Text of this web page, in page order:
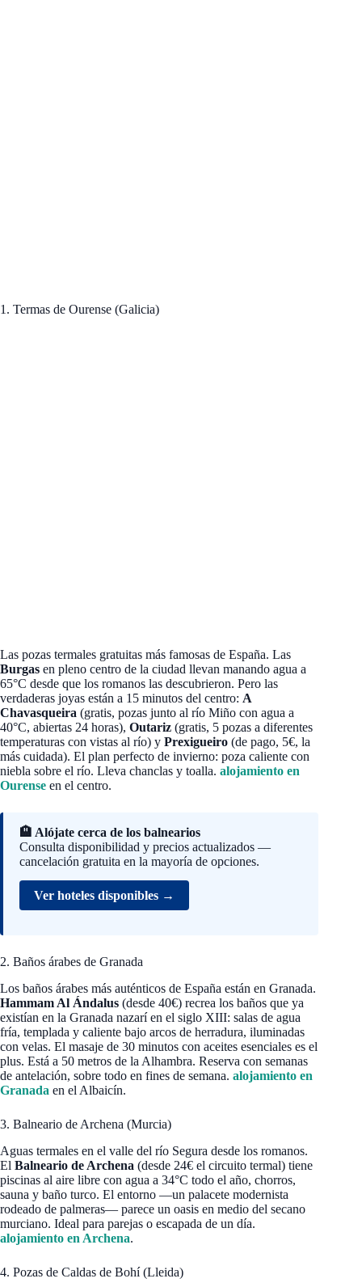
1. Termas de Ourense (Galicia)
Las pozas termales gratuitas más famosas de España. Las
Burgas en pleno centro de la ciudad llevan manando agua a
65°C desde que los romanos las descubrieron. Pero las
verdaderas joyas están a 15 minutos del centro: A
Chavasqueira (gratis, pozas junto al río Miño con agua a
40°C, abiertas 24 horas), Outariz (gratis, 5 pozas a diferentes
temperaturas con vistas al río) y Prexigueiro (de pago, 5€, la
más cuidada). El plan perfecto de invierno: poza caliente con
niebla sobre el río. Lleva chanclas y toalla. alojamiento en
Ourense en el centro.
🏨 Alójate cerca de los balnearios
Consulta disponibilidad y precios actualizados —
cancelación gratuita en la mayoría de opciones.
Ver hoteles disponibles →
2. Baños árabes de Granada
Los baños árabes más auténticos de España están en Granada.
Hammam Al Ándalus (desde 40€) recrea los baños que ya
existían en la Granada nazarí en el siglo XIII: salas de agua
fría, templada y caliente bajo arcos de herradura, iluminadas
con velas. El masaje de 30 minutos con aceites esenciales es el
plus. Está a 50 metros de la Alhambra. Reserva con semanas
de antelación, sobre todo en fines de semana. alojamiento en
Granada en el Albaicín.
3. Balneario de Archena (Murcia)
Aguas termales en el valle del río Segura desde los romanos.
El Balneario de Archena (desde 24€ el circuito termal) tiene
piscinas al aire libre con agua a 34°C todo el año, chorros,
sauna y baño turco. El entorno —un palacete modernista
rodeado de palmeras— parece un oasis en medio del secano
murciano. Ideal para parejas o escapada de un día.
alojamiento en Archena.
4. Pozas de Caldas de Bohí (Lleida)